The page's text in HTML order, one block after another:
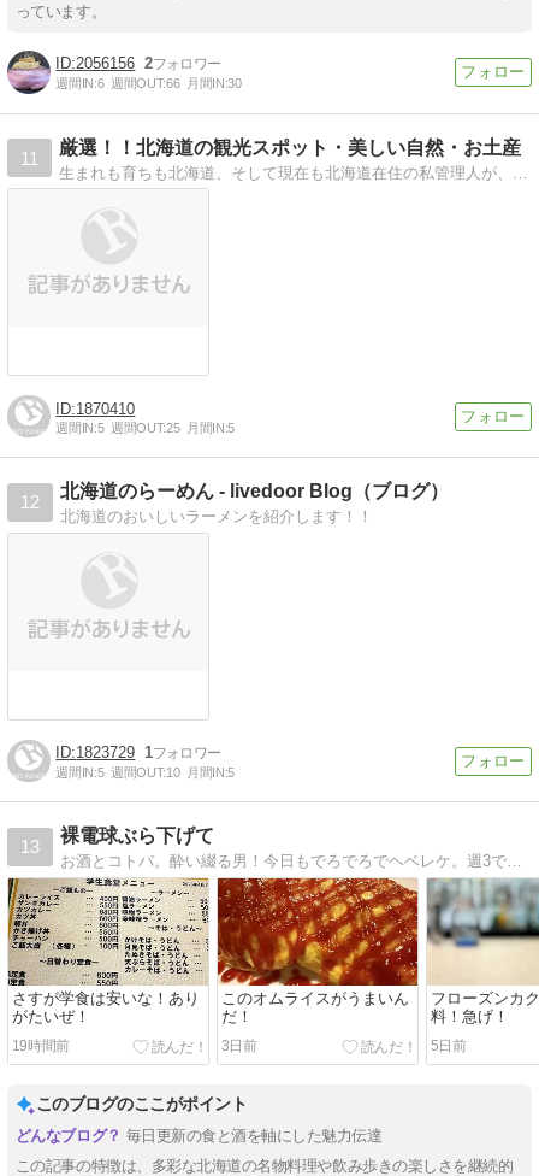
っています。
2056156 2
週間IN:6 週間OUT:66 月間IN:30
11
厳選！！北海道の観光スポット・美しい自然・お土産
1870410
週間IN:5 週間OUT:25 月間IN:5
12
北海道のらーめん - livedoor Blog（ブログ）
北海道のおいしいラーメンを紹介します！！
1823729 1
週間IN:5 週間OUT:10 月間IN:5
13
裸電球ぶら下げて
お酒とコトバ。酔い綴る男！今日もでろでろでヘベレケ。週3で布団にたどり着けない。
さすが学食は安いな！あり
がたいぜ！
19時間前
このオムライスがうまいん
だ！
3日前
フローズンカ
料！急げ！
5日前
このブログのここがポイント
毎日更新の食と酒を軸にした魅力伝達
この記事の特徴は、多彩な北海道の名物料理や飲み歩きの楽しさを継続的